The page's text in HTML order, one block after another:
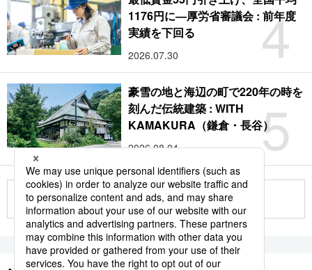
4
1176円に―厚労省審議会 : 前年度
実績を下回る
2026.07.30
5
豪雪の地と海辺の町で220年の時を
刻んだ伝統建築 : WITH
KAMAKURA（鎌倉・長谷）
2026.08.04
もっと見る